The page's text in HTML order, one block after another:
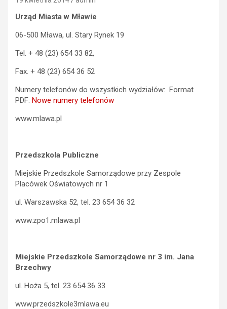
Urząd Miasta w Mławie
06-500 Mława, ul. Stary Rynek 19
Tel. + 48 (23) 654 33 82,
Fax. + 48 (23) 654 36 52
Numery telefonów do wszystkich wydziałów: Format
PDF: Nowe numery telefonów
www.mlawa.pl
Przedszkola Publiczne
Miejskie Przedszkole Samorządowe przy Zespole
Placówek Oświatowych nr 1
ul. Warszawska 52, tel. 23 654 36 32
www.zpo1.mlawa.pl
Miejskie Przedszkole Samorządowe nr 3 im. Jana
Brzechwy
ul. Hoża 5, tel. 23 654 36 33
www.przedszkole3mlawa.eu